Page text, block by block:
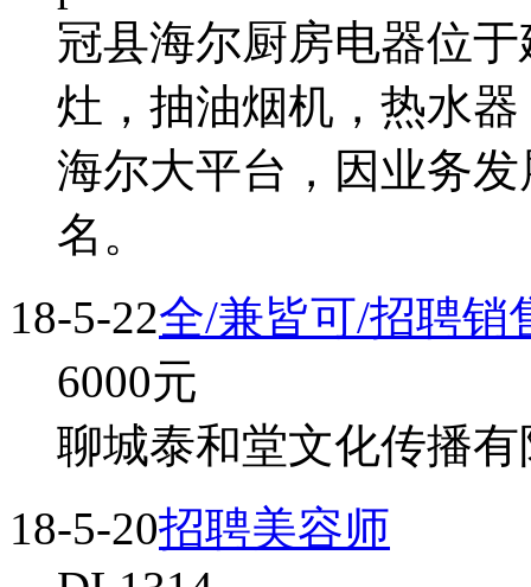
冠县海尔厨房电器位
灶，抽油烟机，热水
海尔大平台，因业务
名。
18-5-22全/兼皆可/招聘销
6000元
聊城泰和堂文化传播
18-5-20招聘美容师